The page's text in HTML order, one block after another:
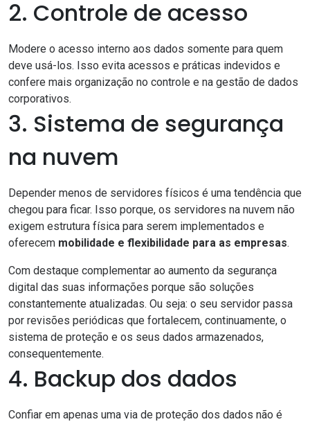
2. Controle de acesso
Modere o acesso interno aos dados somente para quem
deve usá-los. Isso evita acessos e práticas indevidos e
confere mais organização no controle e na gestão de dados
corporativos.
3. Sistema de segurança
na nuvem
Depender menos de servidores físicos é uma tendência que
chegou para ficar. Isso porque, os servidores na nuvem não
exigem estrutura física para serem implementados e
oferecem mobilidade e flexibilidade para as empresas.
Com destaque complementar ao aumento da segurança
digital das suas informações porque são soluções
constantemente atualizadas. Ou seja: o seu servidor passa
por revisões periódicas que fortalecem, continuamente, o
sistema de proteção e os seus dados armazenados,
consequentemente.
4. Backup dos dados
Confiar em apenas uma via de proteção dos dados não é